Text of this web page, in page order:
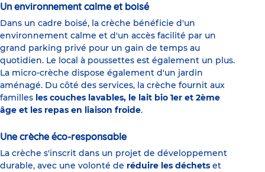
Un environnement calme et boisé
Dans un cadre boisé, la crèche bénéficie d'un
environnement calme et d'un accès facilité par un
grand parking privé pour un gain de temps au
quotidien. Le local à poussettes est également un plus.
La micro-crèche dispose également d'un jardin
aménagé. Du côté des services, la crèche fournit aux
familles les couches lavables, le lait bio 1er et 2ème
âge et les repas en liaison froide.
Une crèche éco-responsable
La crèche s'inscrit dans un projet de développement
durable, avec une volonté de réduire les déchets et